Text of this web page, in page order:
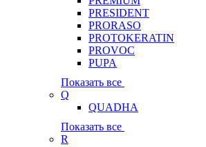
PRESIDENT
PRORASO
PROTOKERATIN
PROVOC
PUPA
Показать все
Q
QUADHA
Показать все
R